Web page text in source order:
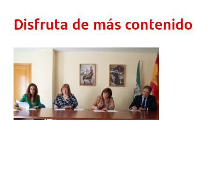
Disfruta de más contenido